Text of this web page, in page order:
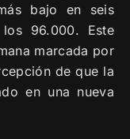
bajo en seis
96.000. Este
marcada por
de que la
en una nueva